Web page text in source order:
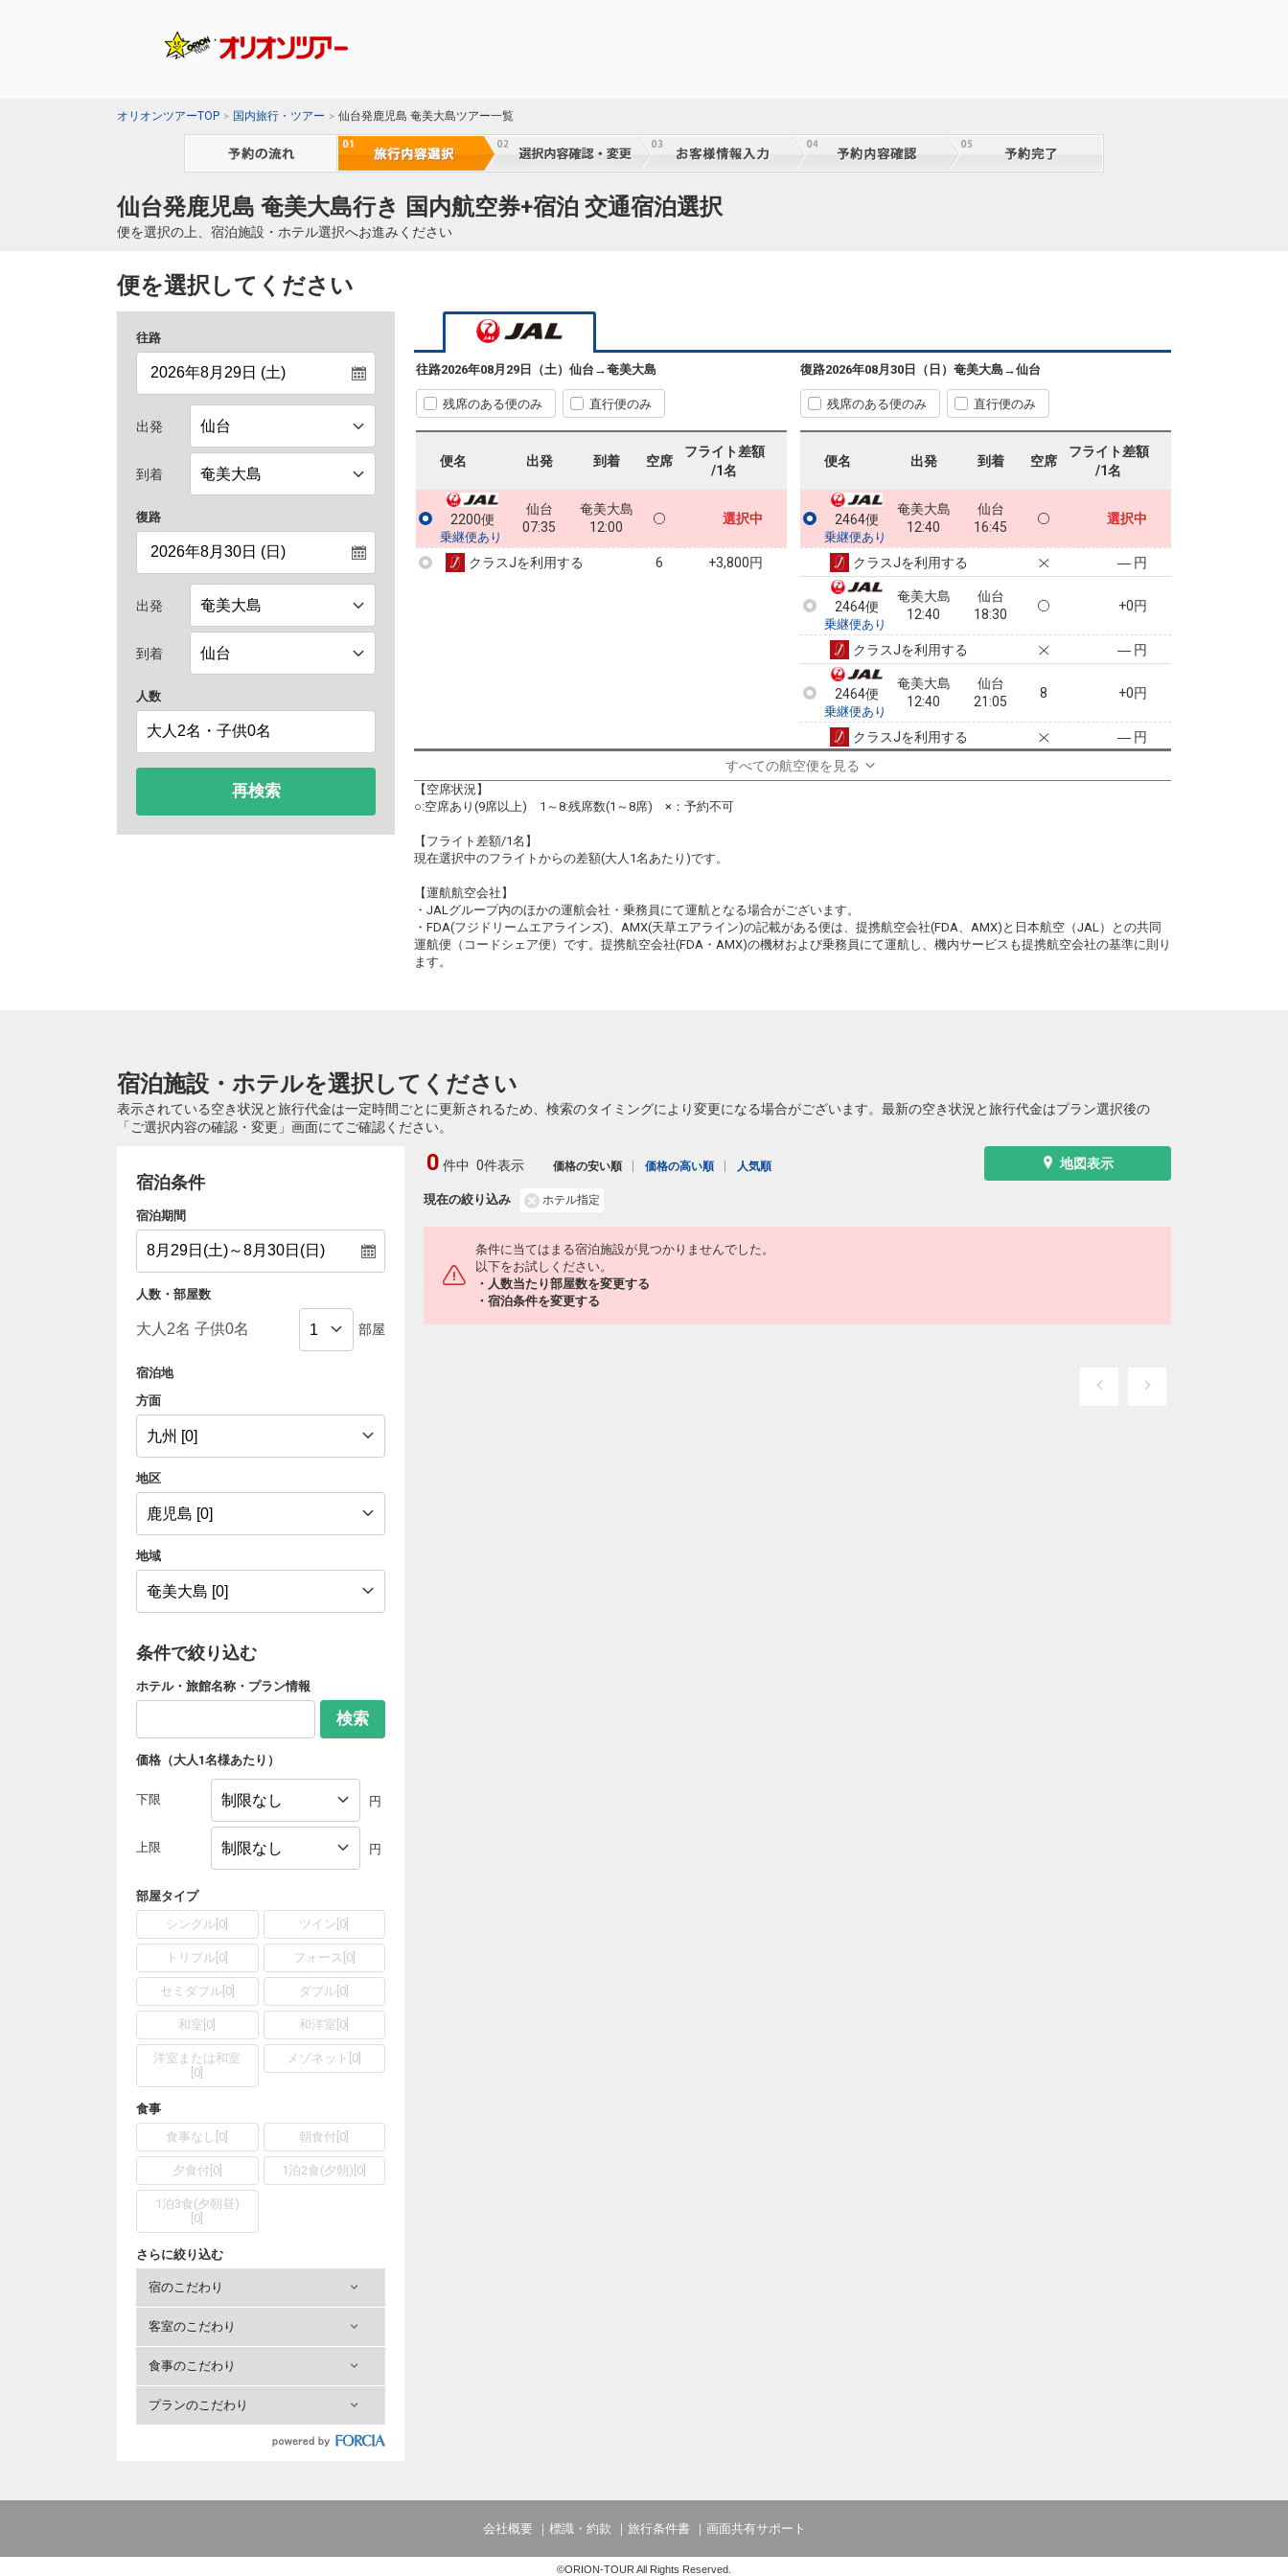
オリオンツアーTOP 国内旅行・ツアー 仙台発鹿児島 奄美大島ツアー一覧
仙台発鹿児島 奄美大島行き 国内航空券+宿泊 交通宿泊選択
便を選択の上、宿泊施設・ホテル選択へお進みください
便を選択してください
往路
出発
到着
復路
出発
到着
人数
再検索
往路2026年08月29日（土） 仙台 →奄美大島
残席のある便のみ 直行便のみ
便名 出発 到着 空席
フライト差額
/1名
2200便
乗継便あり
仙台
07:35
奄美大島
12:00
選択中
クラスJを利用する 6 +3,800円
復路2026年08月30日（日） 奄美大島 →仙台
残席のある便のみ 直行便のみ
便名 出発 到着 空席
フライト差額
/1名
2464便
乗継便あり
奄美大島
12:40
仙台
16:45
選択中
クラスJを利用する ― 円
2464便
乗継便あり
奄美大島
12:40
仙台
18:30
+0円
クラスJを利用する ― 円
2464便
乗継便あり
奄美大島
12:40
仙台
21:05
8 +0円
クラスJを利用する
― 円
すべての航空便を見る
【空席状況】
○:空席あり(9席以上) 1～8:残席数(1～8席) ×：予約不可
【フライト差額/1名】
現在選択中のフライトからの差額(大人1名あたり)です。
【運航航空会社】
・JALグループ内のほかの運航会社・乗務員にて運航となる場合がございます。
・FDA(フジドリームエアラインズ)、AMX(天草エアライン)の記載がある便は、提携航空会社(FDA、AMX)と日本航空（JAL）との共同
運航便（コードシェア便）です。提携航空会社(FDA・AMX)の機材および乗務員にて運航し、機内サービスも提携航空会社の基準に則り
ます。
宿泊施設・ホテルを選択してください
表示されている空き状況と旅行代金は一定時間ごとに更新されるため、検索のタイミングにより変更になる場合がございます。最新の空き状況と旅行代金はプラン選択後の
「ご選択内容の確認・変更」画面にてご確認ください。
宿泊条件
宿泊期間
人数・部屋数
部屋
宿泊地
方面
地区
地域
条件で絞り込む
ホテル・旅館名称・プラン情報
検索
価格（大人1名様あたり）
下限 円
上限 円
部屋タイプ
シングル 0 ツイン 0
トリプル 0 フォース 0]
セミダブル[ 0] ダブル 0
和室 0 和洋室 0
洋室または和室
0
メゾネット 0
食事
食事なし 0 朝食付 0
夕食付 0] 1泊2食(夕朝) 0
1泊3食(夕朝昼)
0
さらに絞り込む
宿のこだわり
客室のこだわり
食事のこだわり
プランのこだわり
地図表示
現在の絞り込み ホテル指定
0 件中 0件表示 価格の安い順 価格の高い順 人気順
条件に当てはまる宿泊施設が見つかりませんでした。
以下をお試しください。
・人数当たり部屋数を変更する
・宿泊条件を変更する
会社概要 標識・約款 旅行条件書 画面共有サポート
©ORION-TOUR All Rights Reserved.